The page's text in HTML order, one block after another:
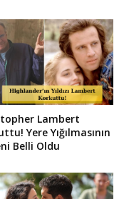
Lambert
Yere Yığılmasının
Belli Oldu